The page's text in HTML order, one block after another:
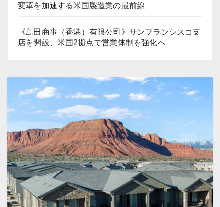
変革を加速する米国製造業の最前線
《島田商事（香港）有限公司》サンフランシスコ支
店を開設、米国2拠点で営業体制を強化へ